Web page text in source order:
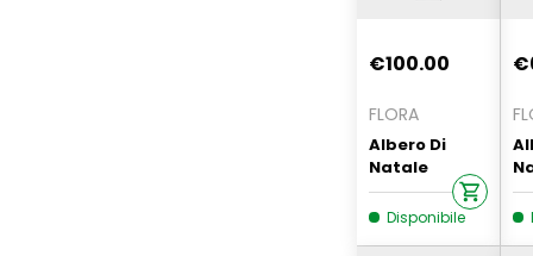
€100.00
FLORA
Albero Di
Natale
Houston Con
Pigne 180 Cm
Disponibile